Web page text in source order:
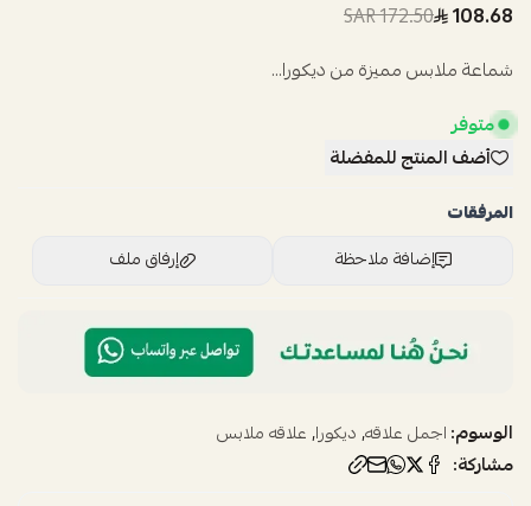
108.68
172.50 SAR
شماعة ملابس مميزة من ديكورا...
متوفر
أضف المنتج للمفضلة
المرفقات
إضافة ملاحظة
إرفاق ملف
اسحب و افلت الملف هنا
الوسوم:اجمل علاقه,ديكورا,علاقه ملابس
مشاركة: